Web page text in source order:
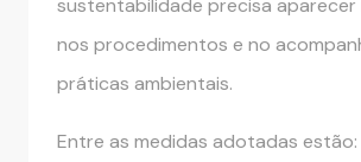
nos procedimentos e no
práticas ambientais.
Entre as medidas adotadas estão: